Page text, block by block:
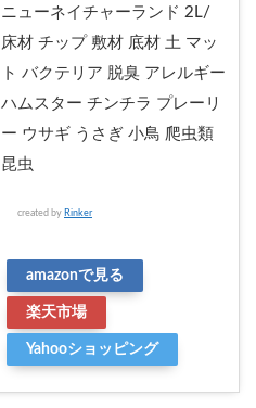
ニューネイチャーランド 2L/
床材 チップ 敷材 底材 土 マッ
ト バクテリア 脱臭 アレルギー
ハムスター チンチラ プレーリ
ー ウサギ うさぎ 小鳥 爬虫類
昆虫
created by Rinker
amazonで見る
楽天市場
Yahooショッピング